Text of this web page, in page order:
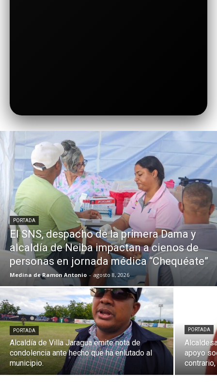
PORTADA
El SNS, despacho de la primera Dama y
alcaldía de Neiba impactan a cienos de
personas en jornada médica “Chequéate”
Medina de Ramon Antonio - agosto 8, 2026
PORTADA
Alcaldía de Villa Jaragua emite nota de
condolencia ante hecho que ha enlutado al
municipio.
PORTADA
apoyo